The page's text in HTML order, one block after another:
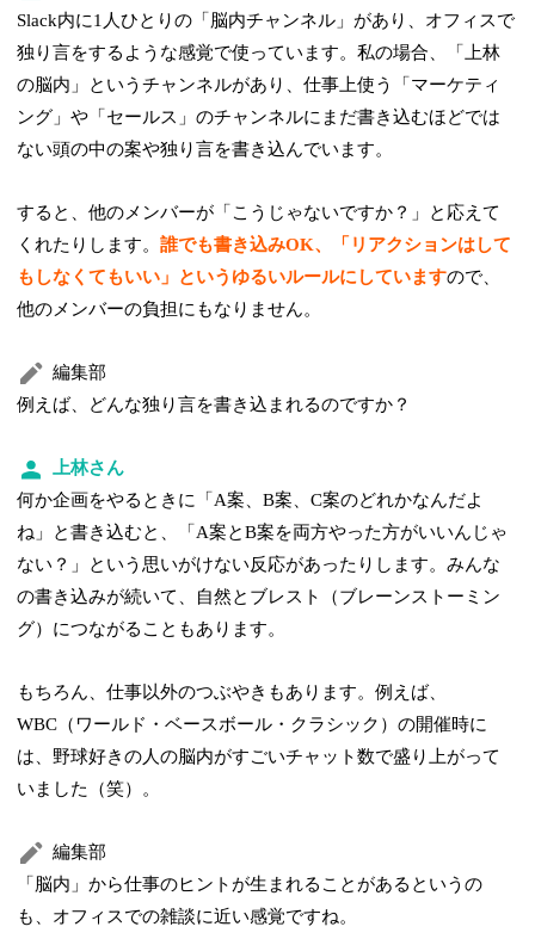
Slack内に1人ひとりの「脳内チャンネル」があり、オフィスで
独り言をするような感覚で使っています。私の場合、「上林
の脳内」というチャンネルがあり、仕事上使う「マーケティ
ング」や「セールス」のチャンネルにまだ書き込むほどでは
ない頭の中の案や独り言を書き込んでいます。
すると、他のメンバーが「こうじゃないですか？」と応えて
くれたりします。誰でも書き込みOK、「リアクションはして
もしなくてもいい」というゆるいルールにしていますので、
他のメンバーの負担にもなりません。
編集部
例えば、どんな独り言を書き込まれるのですか？
上林さん
何か企画をやるときに「A案、B案、C案のどれかなんだよ
ね」と書き込むと、「A案とB案を両方やった方がいいんじゃ
ない？」という思いがけない反応があったりします。みんな
の書き込みが続いて、自然とブレスト（ブレーンストーミン
グ）につながることもあります。
もちろん、仕事以外のつぶやきもあります。例えば、
WBC（ワールド・ベースボール・クラシック）の開催時に
は、野球好きの人の脳内がすごいチャット数で盛り上がって
いました（笑）。
編集部
「脳内」から仕事のヒントが生まれることがあるというの
も、オフィスでの雑談に近い感覚ですね。